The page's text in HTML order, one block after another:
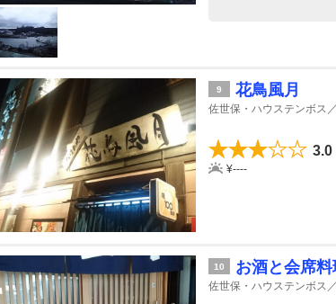
9 花鳥風月
佐世保・ハウステンボス
3.0
¥----
10 お酒と会席
佐世保・ハウステンボス